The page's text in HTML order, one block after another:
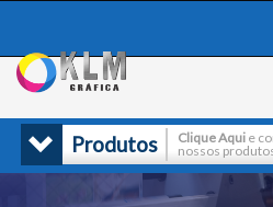
Produtos Clique Aqui e
nossos